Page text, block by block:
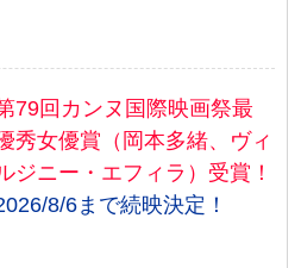
79回カンヌ国際映画祭最
秀女優賞（岡本多緒、ヴィ
ジニー・エフィラ）受賞！
8/6まで続映決定！